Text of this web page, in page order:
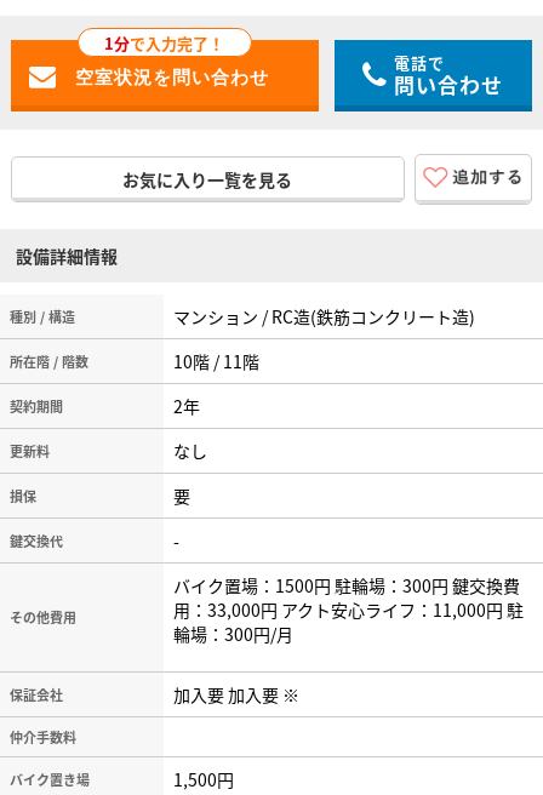
1分で入力完了！
電話で
問い合わせ
お気に入り一覧を見る
設備詳細情報
種別 / 構造 マンション / RC造(鉄筋コンクリート造)
所在階 / 階数 10階 / 11階
契約期間 2年
更新料 なし
損保 要
鍵交換代 -
その他費用
バイク置場：1500円 駐輪場：300円 鍵交換費
用：33,000円 アクト安心ライフ：11,000円 駐
輪場：300円/月
保証会社 加入要 加入要 ※
仲介手数料
バイク置き場 1,500円